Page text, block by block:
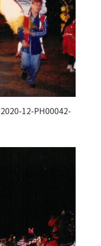
12-PH00042-